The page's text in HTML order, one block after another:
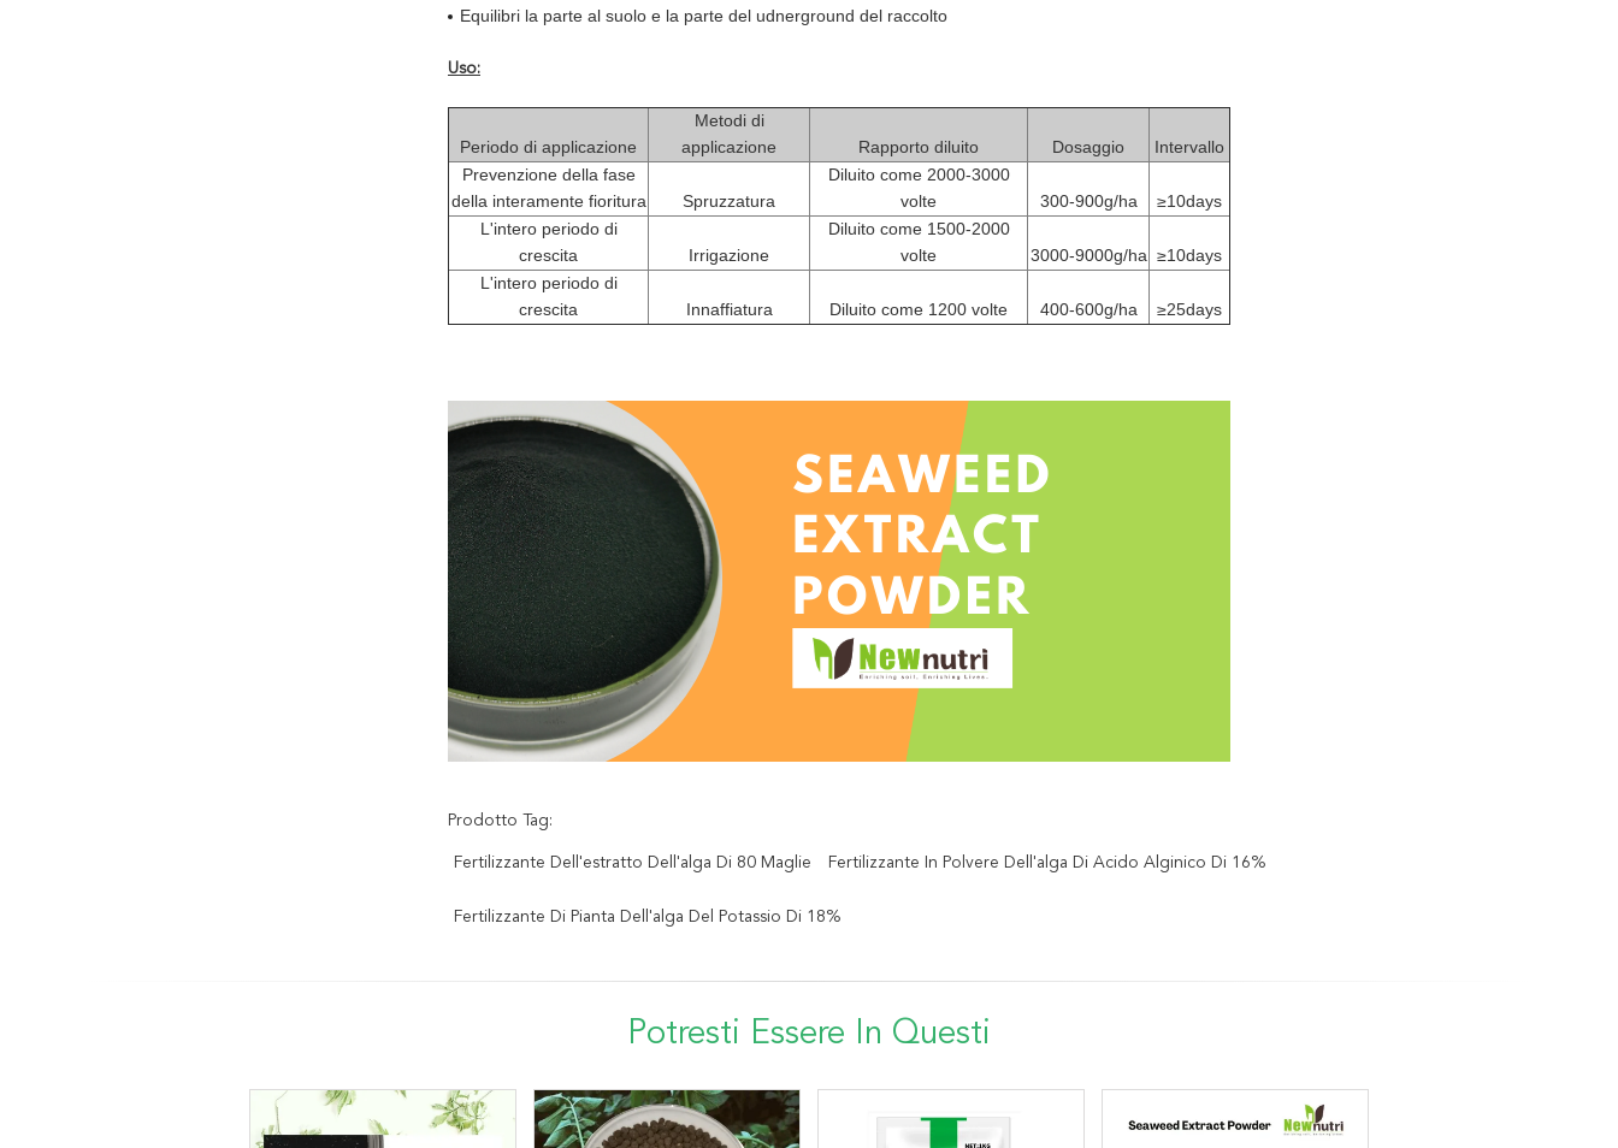
Equilibri la parte al suolo e la parte del udnerground del raccolto
Uso:
Periodo di applicazione
Metodi di
applicazione
Rapporto diluito Dosaggio
Intervallo
Prevenzione della fase
della interamente fioritura
Spruzzatura
Diluito come 2000-3000
volte
300-900g/ha
≥10days
L'intero periodo di
crescita
Irrigazione
Diluito come 1500-2000
volte
3000-9000g/ha ≥10days
L'intero periodo di
crescita
Innaffiatura Diluito come 1200 volte 400-600g/ha ≥25days
Prodotto Tag:
Fertilizzante Dell'estratto Dell'alga Di 80 Maglie Fertilizzante In Polvere Dell'alga Di Acido Alginico Di 16%
Fertilizzante Di Pianta Dell'alga Del Potassio Di 18%
Potresti Essere In Questi